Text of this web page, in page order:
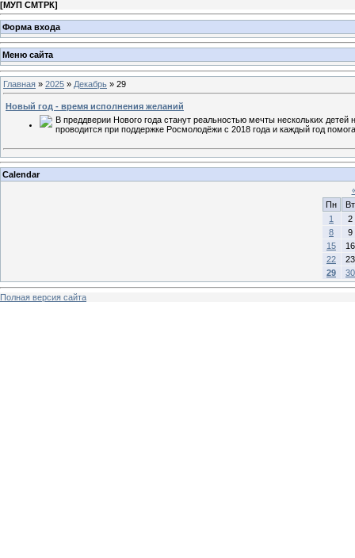
[МУП СМТРК]
Форма входа
Меню сайта
Главная » 2025 » Декабрь » 29
Новый год - время исполнения желаний
В преддверии Нового года станут реальностью мечты нескольких
проводится при поддержке Росмолодёжи с 2018 года и каждый год
Calendar
Пн
Вт
1
2
8
9
15
16
22
23
29
30
Полная версия сайта